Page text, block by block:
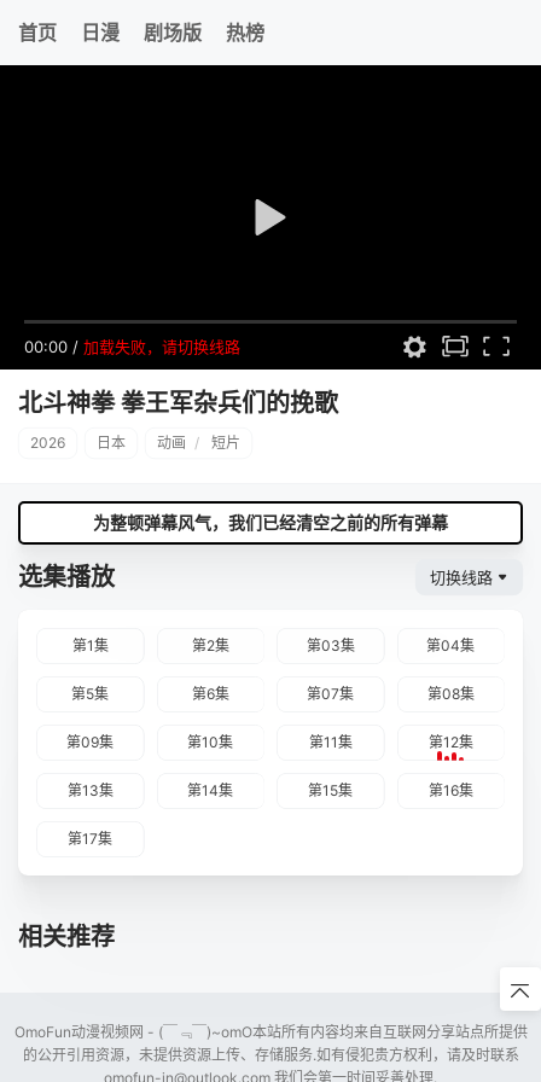
首页 日漫 剧场版 热榜
00:00 / 加载失败，请切换线路
北斗神拳 拳王军杂兵们的挽歌
2026 日本 动画 / 短片
为整顿弹幕风气，我们已经清空之前的所有弹幕
选集播放 切换线路
第1集 第2集 第03集 第04集
第5集 第6集 第07集 第08集
第09集 第10集 第11集 第12集
第13集 第14集 第15集 第16集
第17集
相关推荐
OmoFun动漫视频网 - (￣﹃￣)~omO本站所有内容均来自互联网分享站点所提供
的公开引用资源，未提供资源上传、存储服务.如有侵犯贵方权利，请及时联系
omofun-in@outlook.com 我们会第一时间妥善处理.